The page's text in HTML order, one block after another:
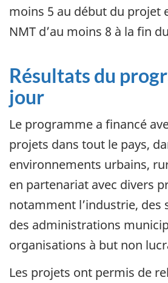
moins 5 au début du projet
NMT d’au moins 8 à la fin
Résultats du
jour
Le programme a financé
projets dans tout le pays,
environnements urbains,
en partenariat avec divers
notamment l’industrie, des
des administrations
organisations à but non
Les projets ont permis de